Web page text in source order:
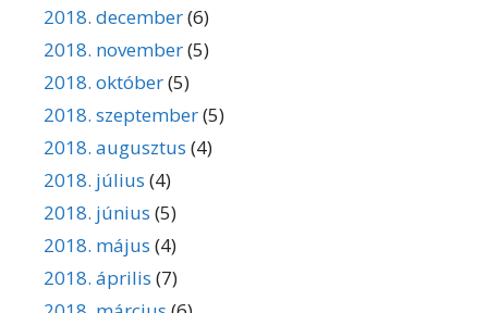
2018. december(6)
2018. november(5)
2018. október(5)
2018. szeptember(5)
2018. augusztus (4)
2018. július (4)
2018. június (5)
2018. május (4)
2018. április (7)